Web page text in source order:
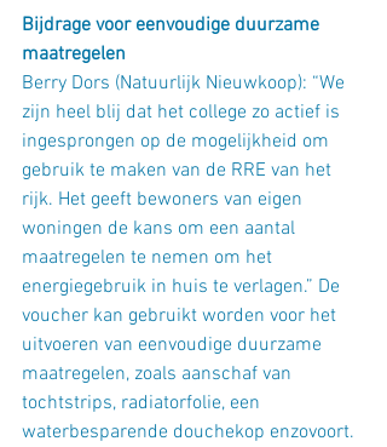
Bijdrage voor eenvoudige duurzame
maatregelen
Berry Dors (Natuurlijk Nieuwkoop): “We
zijn heel blij dat het college zo actief is
ingesprongen op de mogelijkheid om
gebruik te maken van de RRE van het
rijk. Het geeft bewoners van eigen
woningen de kans om een aantal
maatregelen te nemen om het
energiegebruik in huis te verlagen.” De
voucher kan gebruikt worden voor het
uitvoeren van eenvoudige duurzame
maatregelen, zoals aanschaf van
tochtstrips, radiatorfolie, een
waterbesparende douchekop enzovoort.